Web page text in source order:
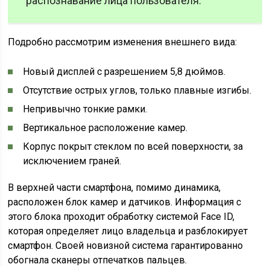
Подробно рассмотрим изменения внешнего вида:
Новый дисплей с разрешением 5,8 дюймов.
Отсутствие острых углов, только плавные изгибы.
Непривычно тонкие рамки.
Вертикальное расположение камер.
Корпус покрыт стеклом по всей поверхности, за
исключением граней.
В верхней части смартфона, помимо динамика,
расположен блок камер и датчиков. Информация с
этого блока проходит обработку системой Face ID,
которая определяет лицо владельца и разблокирует
смартфон. Своей новизной система гарантированно
обогнала сканеры отпечатков пальцев.